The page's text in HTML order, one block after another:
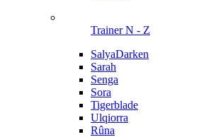
Trainer N - Z
SalyaDarken
Sarah
Senga
Sora
Tigerblade
Ulqiorra
Rûna